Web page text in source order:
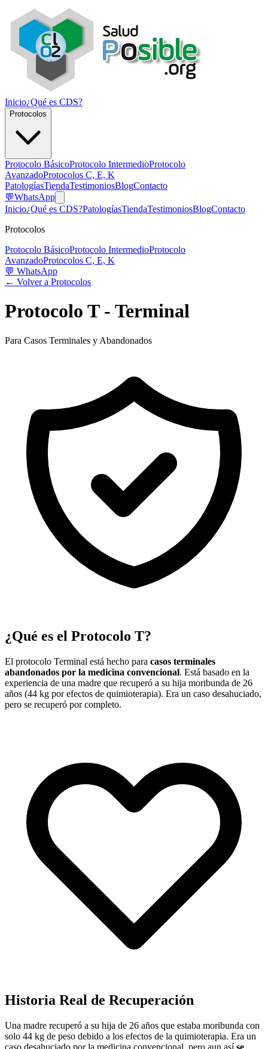
Inicio¿Qué es CDS?
Protocolos
Protocolo BásicoProtocolo IntermedioProtocolo
AvanzadoProtocolos C, E, K
PatologíasTiendaTestimoniosBlogContacto
💬WhatsApp
Inicio¿Qué es CDS?PatologíasTiendaTestimoniosBlogContacto
Protocolos
Protocolo BásicoProtocolo IntermedioProtocolo
AvanzadoProtocolos C, E, K
💬 WhatsApp
← Volver a Protocolos
Protocolo T - Terminal
Para Casos Terminales y Abandonados
¿Qué es el Protocolo T?
El protocolo Terminal está hecho para casos terminales
abandonados por la medicina convencional. Está basado en la
experiencia de una madre que recuperó a su hija moribunda de 26
años (44 kg por efectos de quimioterapia). Era un caso desahuciado,
pero se recuperó por completo.
Historia Real de Recuperación
Una madre recuperó a su hija de 26 años que estaba moribunda con
solo 44 kg de peso debido a los efectos de la quimioterapia. Era un
caso desahuciado por la medicina convencional, pero aun asíse